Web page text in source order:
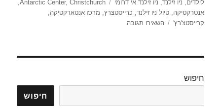
בתאריך
לילדים, ניו זילנד, ניו זילנד אי דרומי תגיות Antarctic Center, Christchurch
,
אנטרקטיקה,טיול ניו זילנד, כרייסטצרץ, מרכז אנטארקטיקה,
קרייסטצ'רץ'
השאירו תגובה
חיפוש
חיפוש